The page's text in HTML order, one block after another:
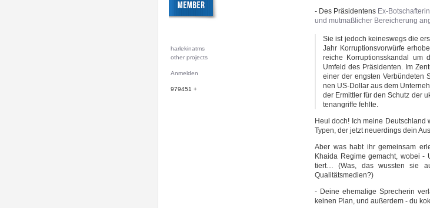
- Des Prä­si­den­tens Ex-
und mut­maß­li­cher Berei­che­rung
Sie ist jedoch kei­nes­wegs die
Jahr Kor­rup­ti­ons­vor­wür­fe
rei­che Kor­rup­ti­ons­skan­dal um
Umfeld des Prä­si­den­ten. Im
einer der engs­ten Ver­bün­de­ten
nen US-Dollar aus dem
der Ermitt­ler für den Schutz der
ten­an­grif­fe fehlte.
Heul doch! Ich mei­ne Deutsch­land
Typen, der jetzt neu­er­dings dein
Aber was habt ihr gemein­sam
Khai­da Regime gemacht, wobei
tiert… (Was, das wuss­ten sie
Qualitätsmedien?)
- Dei­ne ehe­ma­li­ge Spre­che­rin
kei­nen Plan, und außer­dem - du
harlekinatms
other projects
Anmelden
979451 +